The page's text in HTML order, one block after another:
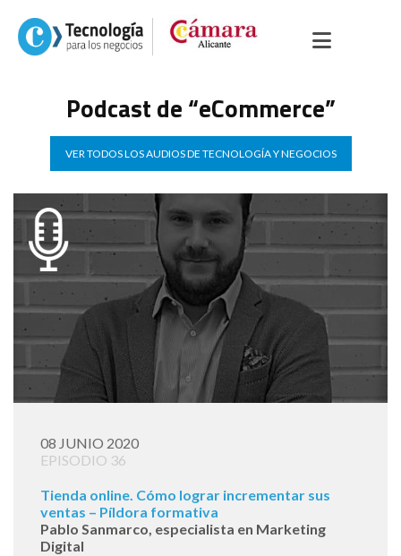
Podcast de “eCommerce”
VER TODOS LOS AUDIOS DE TECNOLOGÍA Y NEGOCIOS
08 JUNIO 2020
EPISODIO 36
Tienda online. Cómo lograr incrementar sus
ventas – Píldora formativa
Pablo Sanmarco, especialista en Marketing
Digital